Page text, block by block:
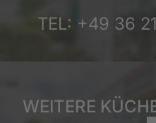
TEL: +49 36
WEITERE